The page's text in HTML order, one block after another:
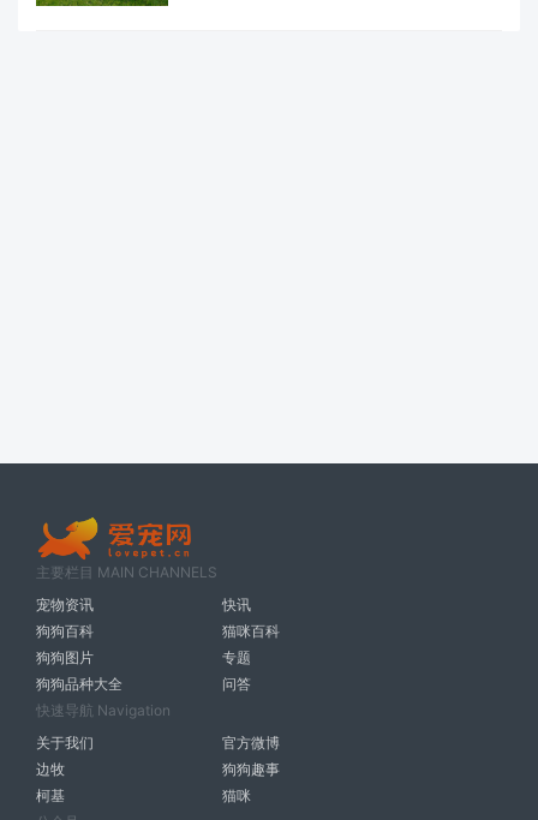
主要栏目 MAIN CHANNELS
宠物资讯
快讯
狗狗百科
猫咪百科
狗狗图片
专题
狗狗品种大全
问答
快速导航 Navigation
关于我们
官方微博
边牧
狗狗趣事
柯基
猫咪